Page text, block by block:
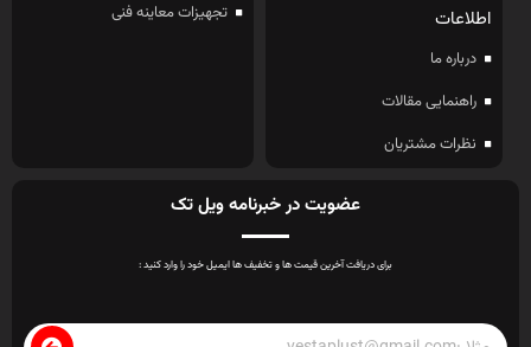
اطلاعات
درباره ما
راهنمایی مقالات
نظرات مشتریان
تجهیزات معاینه فنی
عضویت در خبرنامه ویل تک
برای دریافت آخرین قیمت ها و تخفیف ها ایمیل خود را وارد کنید :